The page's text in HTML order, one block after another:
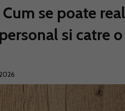
Cum se poate
si catre